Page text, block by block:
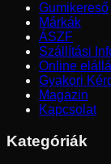
Gumikereső
Márkák
ÁSZF
Szállítási
Online
Gyakori
Magazin
Kapcsolat
Kategóriák